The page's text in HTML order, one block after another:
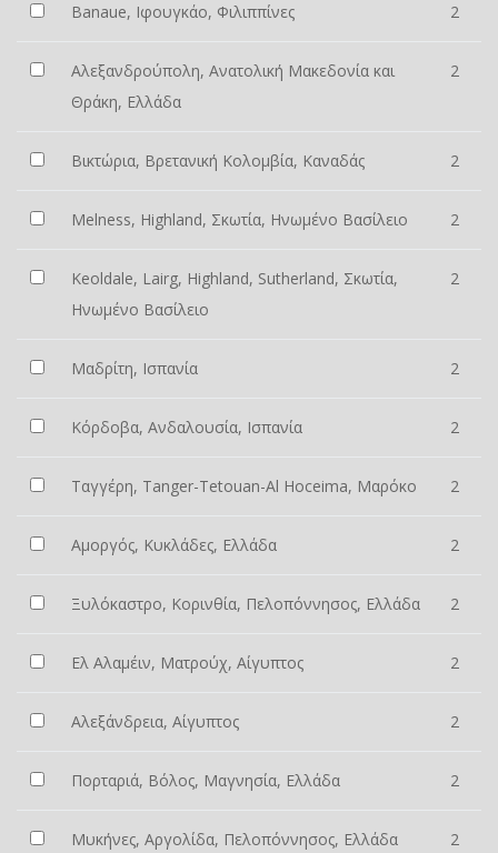
Banaue, Ιφουγκάο, Φιλιππίνες 2
Αλεξανδρούπολη, Ανατολική Μακεδονία και
Θράκη, Ελλάδα
2
Βικτώρια, Βρετανική Κολομβία, Καναδάς 2
Melness, Highland, Σκωτία, Ηνωμένο Βασίλειο 2
Keoldale, Lairg, Highland, Sutherland, Σκωτία,
Ηνωμένο Βασίλειο
2
Μαδρίτη, Ισπανία 2
Κόρδοβα, Ανδαλουσία, Ισπανία 2
Ταγγέρη, Tanger-Tetouan-Al Hoceima, Μαρόκο 2
Αμοργός, Κυκλάδες, Ελλάδα 2
Ξυλόκαστρο, Κορινθία, Πελοπόννησος, Ελλάδα 2
Ελ Αλαμέιν, Ματρούχ, Αίγυπτος 2
Αλεξάνδρεια, Αίγυπτος 2
Πορταριά, Βόλος, Μαγνησία, Ελλάδα 2
Μυκήνες, Αργολίδα, Πελοπόννησος, Ελλάδα 2